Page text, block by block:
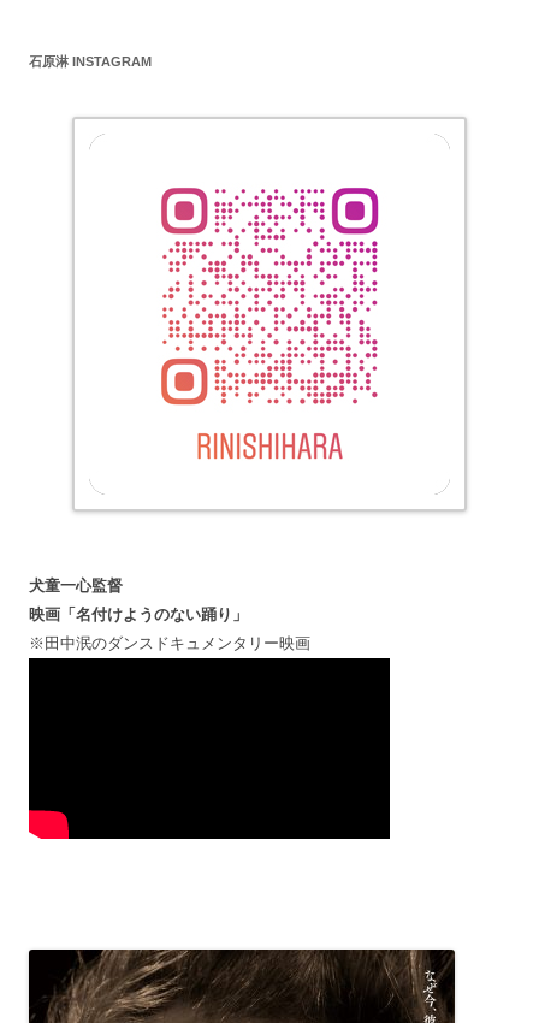
石原淋 INSTAGRAM
犬童一心監督
映画「名付けようのない踊り」
※田中泯のダンスドキュメンタリー映画